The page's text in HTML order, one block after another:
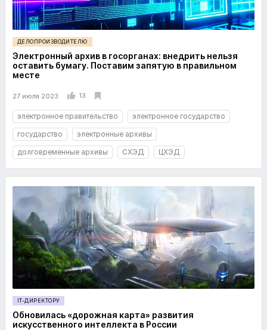
ДЕЛОПРОИЗВОДИТЕЛЮ
Электронный архив в госорганах: внедрить нельзя
оставить бумагу. Поставим запятую в правильном
месте
27 июля 2023 13
электронное правительство
электронное государство
государство
электронные архивы
долговременные архивы
СХЭД ЦХЭД
IT-ДИРЕКТОРУ
Обновилась «дорожная карта» развития
искусственного интеллекта в России